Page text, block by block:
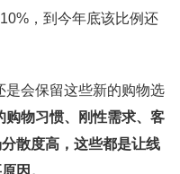
，到今年底该比例还
是会保留这些新的购物选
购物习惯、刚性需求、客
散度高，这些都是让线
因。